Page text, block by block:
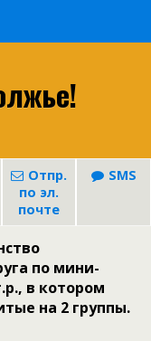
Отпр.
по эл.
почте
SMS
по мини-
в котором
на 2 группы.